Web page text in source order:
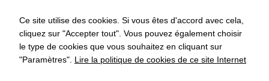
ACCUEIL ACTUALITÉS AGENDA API’GRENDEL
Ce site utilise des cookies. Si vous êtes d'accord avec cela,
cliquez sur "Accepter tout". Vous pouvez également choisir
le type de cookies que vous souhaitez en cliquant sur
"Paramètres". Lire la politique de cookies de ce site Internet